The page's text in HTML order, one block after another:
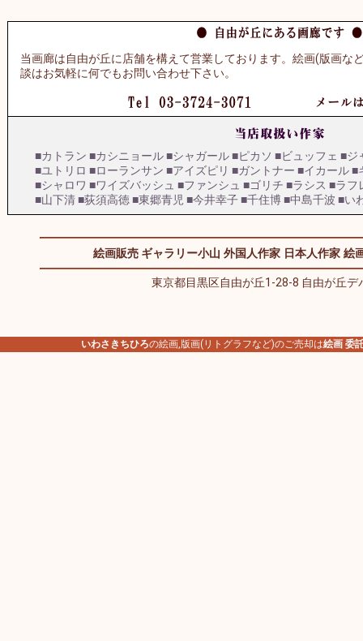
当画廊は自由が丘に店舗を構えて営業しております。絵画(版画な
談はお気軽に何でもお問い合わせ下さい。
■カトラン ■カシニョール■シャガール■ピカソ ■ビュッフェ ■ジ
■ユトリロ ■ローランサン ■アイズピリ ■ガントナー ■イカール■
■シャロワ ■ワイズバッシュ ■ファンシュ ■ゴリチ ■ラシス ■ラフ
■山下清■荻須高徳■東郷青児 ■今井幸子■千住博■中島千波 ■い
絵画販売 ギャラリー小山 外国人作家 日本人作家 絵
東京都目黒区自由が丘1-28-8 自由が丘デ
いわさきちひろの絵画,版画(リトグラフなど)のご売却は絵画 委